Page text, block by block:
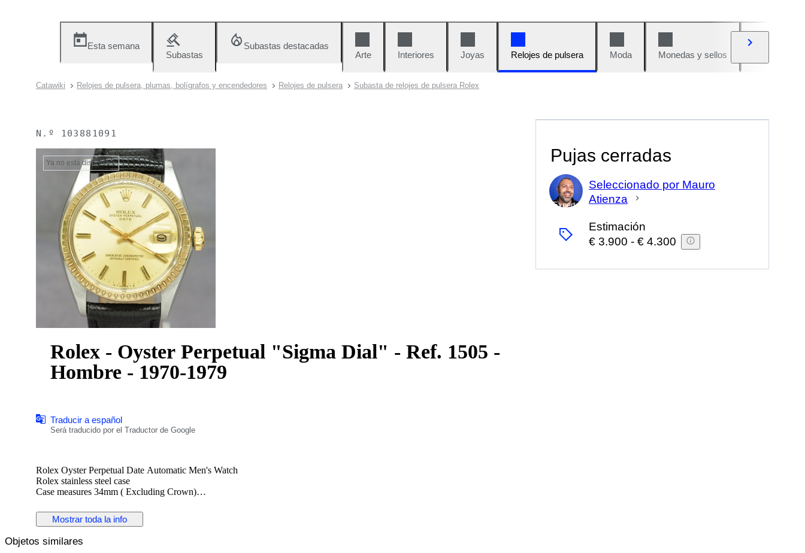
Esta semana
Subastas
Subastas destacadas
Arte
Interiores Joyas Relojes de pulsera Moda Monedas y sellos
Catawiki Relojes de pulsera, plumas, bolígrafos y encendedores Relojes de pulsera Subasta de relojes de pulsera Rolex
N.º 103881091
Ya no está disponible
Rolex - Oyster Perpetual "Sigma Dial" - Ref. 1505 -
Hombre - 1970-1979
Traducir a español
Será traducido por el Traductor de Google
Rolex Oyster Perpetual Date Automatic Men's Watch
Rolex stainless steel case
Case measures 34mm ( Excluding Crown)
Rolex Cal. 1570 automatic winding movement
Rolex signed screwdown crown
Reference number: 1505
Mostrar toda la info
Pujas cerradas
Experto
Seleccionado por Mauro
Atienza
Estimación
€ 3.900 - € 4.300
Objetos similares